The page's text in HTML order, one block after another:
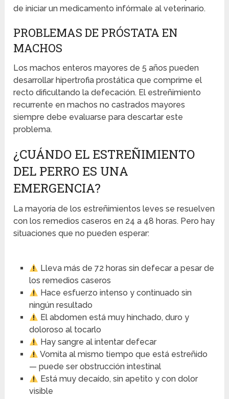
de iniciar un medicamento infórmale al veterinario.
PROBLEMAS DE PRÓSTATA EN
MACHOS
Los machos enteros mayores de 5 años pueden
desarrollar hipertrofia prostática que comprime el
recto dificultando la defecación. El estreñimiento
recurrente en machos no castrados mayores
siempre debe evaluarse para descartar este
problema.
¿CUÁNDO EL ESTREÑIMIENTO
DEL PERRO ES UNA
EMERGENCIA?
La mayoría de los estreñimientos leves se resuelven
con los remedios caseros en 24 a 48 horas. Pero hay
situaciones que no pueden esperar:
Lleva más de 72 horas sin defecar a pesar de
los remedios caseros
Hace esfuerzo intenso y continuado sin
ningún resultado
El abdomen está muy hinchado, duro y
doloroso al tocarlo
Hay sangre al intentar defecar
Vomita al mismo tiempo que está estreñido
— puede ser obstrucción intestinal
Está muy decaído, sin apetito y con dolor
visible